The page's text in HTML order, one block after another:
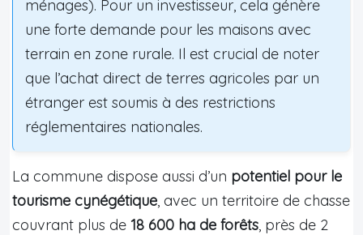
ménages). Pour un investisseur, cela génère
une forte demande pour les maisons avec
terrain en zone rurale. Il est crucial de noter
que l’achat direct de terres agricoles par un
étranger est soumis à des restrictions
réglementaires nationales.
La commune dispose aussi d’un potentiel pour le
tourisme cynégétique, avec un territoire de chasse
couvrant plus de 18 600 ha de forêts, près de 2